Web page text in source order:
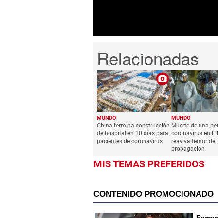
MUNDO
China termina construcción
de hospital en 10 días para
pacientes de coronavirus
MUNDO
Muerte de una
coronavirus en
reaviva temor de
propagación
MIS TEMAS PREFERIDOS